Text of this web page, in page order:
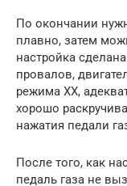
По окончании
плавно, затем
настройка
провалов,
режима ХХ,
хорошо
нажатия педали
После того, как
педаль газа не